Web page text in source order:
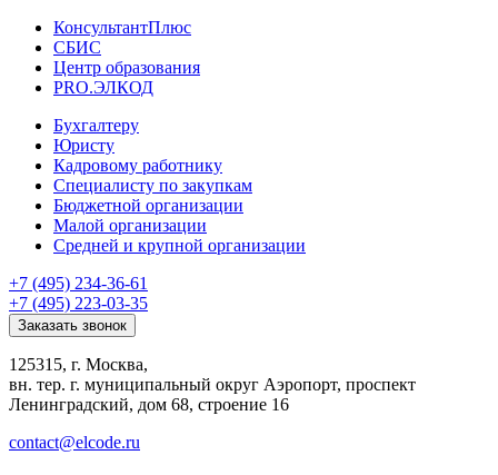
КонсультантПлюс
СБИС
Центр образования
PRO.ЭЛКОД
Бухгалтеру
Юристу
Кадровому работнику
Специалисту по закупкам
Бюджетной организации
Малой организации
Средней и крупной организации
+7 (495) 234-36-61
+7 (495) 223-03-35
Заказать звонок
125315, г. Москва,
вн. тер. г. муниципальный округ Аэропорт, проспект
Ленинградский, дом 68, строение 16
contact@elcode.ru